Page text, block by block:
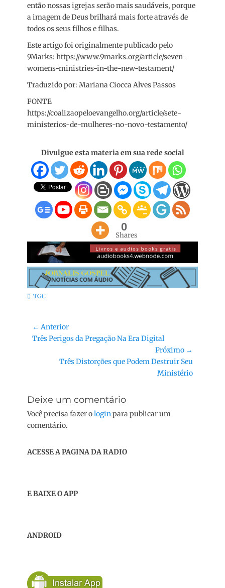
então nossas igrejas serão mais saudáveis, porque
a imagem de Deus brilhará mais forte através de
todos os seus filhos e filhas.
Este artigo foi originalmente publicado pelo
9Marks: https://www.9marks.org/article/seven-
womens-ministries-in-the-new-testament/
Traduzido por: Mariana Ciocca Alves Passos
FONTE
https://coalizaopeloevangelho.org/article/sete-
ministerios-de-mulheres-no-novo-testamento/
Divulgue esta materia em sua rede social
0
Shares
Categorias:
TGC
Navegação
de
← Anterior
Post
Três Perigos da Pregação Na Era Digital
Próximo →
PróximoTrês Distorções que Podem Destruir Seu
Ministério
Deixe um comentário
Você precisa fazer ologinpara publicar um
comentário.
ACESSE A PAGINA DA RADIO
E BAIXE O APP
ANDROID